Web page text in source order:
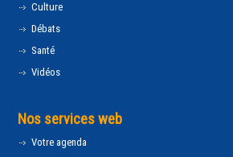
Culture
Débats
Santé
Vidéos
Nos services web
Votre agenda